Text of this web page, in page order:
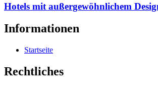
Hotels mit außergewöhnlichem
Informationen
Startseite
Rechtliches